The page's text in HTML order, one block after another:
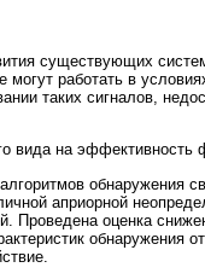
существующих
могут работать в
таких сигналов,
вида на
обнаружения
априорной
Проведена оценка